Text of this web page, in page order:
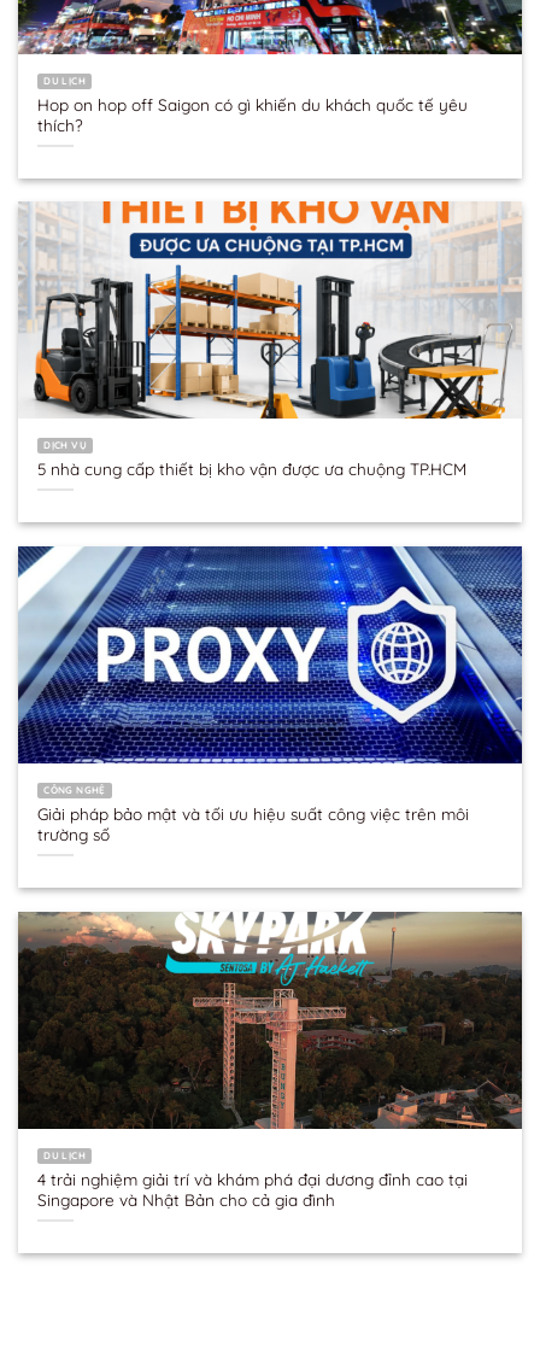
DU LỊCH
Hop on hop off Saigon có gì khiến du khách quốc tế yêu
thích?
DỊCH VỤ
5 nhà cung cấp thiết bị kho vận được ưa chuộng TP.HCM
CÔNG NGHỆ
Giải pháp bảo mật và tối ưu hiệu suất công việc trên môi
trường số
DU LỊCH
4 trải nghiệm giải trí và khám phá đại dương đỉnh cao tại
Singapore và Nhật Bản cho cả gia đình